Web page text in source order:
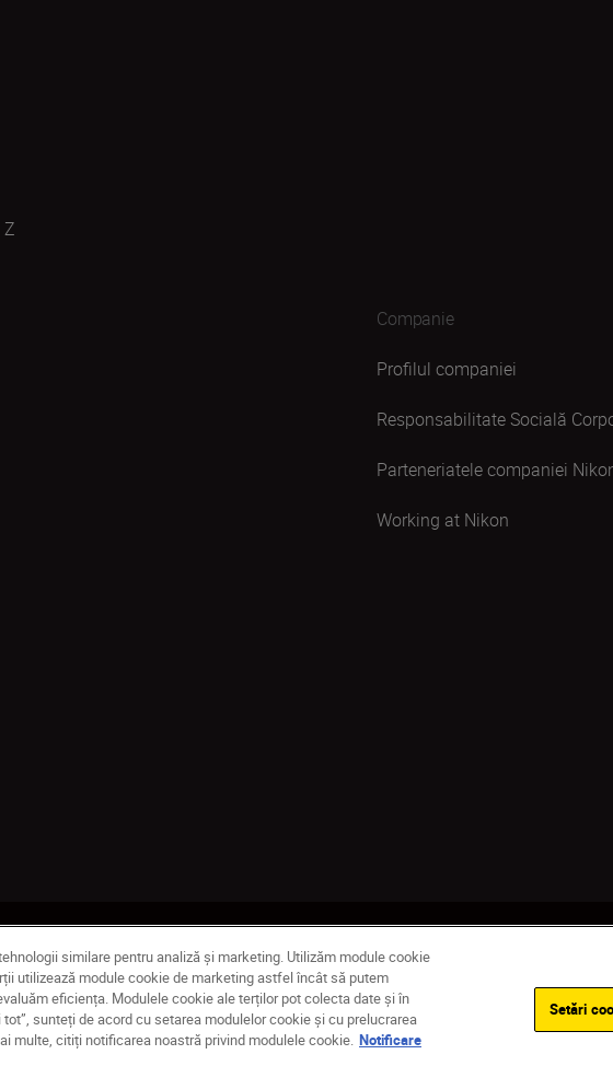
Companie
Profilul companiei
Responsabilitate Socială
Parteneriatele companiei
Working at Nikon
similare pentru analiză și marketing. Utilizăm module cookie
utilizează module cookie de marketing astfel încât să putem
eficiența. Modulele cookie ale terților pot colecta date și în
sunteți de acord cu setarea modulelor cookie și cu prelucrarea
multe, citiți notificarea noastră privind modulele cookie. Notificare
Setări